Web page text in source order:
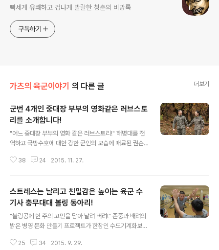
빡세게 유쾌하고 겁나게 발랄한 청춘의 비망록
구독하기
가츠의 육군이야기 의 다른 글 더보기
군번 4개인 중대장 부부의 영화같은 러브스토
리를 소개합니다!
"어느 중대장 부부의 영화 같은 러브스토리!" 해병대를 전
역하고 국방수호에 대한 강한 군인의 모습에 매료된 권순
한민국 육군 장교로서 첫 발을 내디뎠다. 임관 후 강원도 화
상 출타 및 활동이 제한되어 새로운 인연을 만나기란 하늘
에 별 따기였다. 그러던 찰나 지인의 소개로 국방시설본부
에서 근무 중인 최성순 대위를 알게 되었다. 최성순 대위는
앳된 외모와는 달리 태권도 선수 출신으로 여군특임중대
"헌혈의 집에서의 첫 만남!" 정작 소개를 받고도 바쁜 업무
38 24 2015. 11. 27.
스트레스는 날리고 친밀감은 높이는 육군 수
기사 충무대대 볼링 동아리!
"볼링공에 한 주의 고민을 담아 날려 버려!" 존중과 배려의
밝은 병영 문화 만들기 프로젝트가 한창인 수도기계화보병
포병여단 충무대대는 활발한 동아리 활동과 적극적인 부대
25 34 2015. 9. 29.